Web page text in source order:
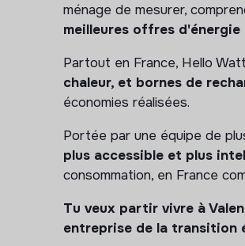
ménage de mesurer,
meilleures offres d'énergie
Partout en France, Hello
chaleur, et bornes de
économies réalisées.
Portée par une équipe de
plus accessible et plus
consommation, en France
Tu veux partir vivre à
entreprise de la transition